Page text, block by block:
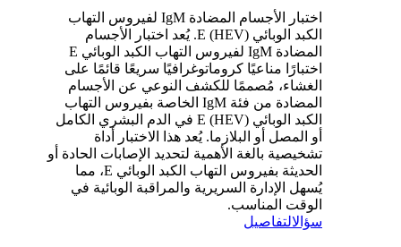
اختبار الأجسام المضادة IgM لفيروس التهاب
الكبد الوبائي E (HEV). يُعد اختبار الأجسام
المضادة IgM لفيروس التهاب الكبد الوبائي E
اختبارًا مناعيًا كروماتوغرافيًا سريعًا قائمًا على
الغشاء، مُصممًا للكشف النوعي عن الأجسام
المضادة من فئة IgM الخاصة بفيروس التهاب
الكبد الوبائي E (HEV) في الدم البشري الكامل
أو المصل أو البلازما. يُعد هذا الاختبار أداة
تشخيصية بالغة الأهمية لتحديد الإصابات الحادة أو
الحديثة بفيروس التهاب الكبد الوبائي E، مما
يُسهل الإدارة السريرية والمراقبة الوبائية في
الوقت المناسب.
سؤالالتفاصيل